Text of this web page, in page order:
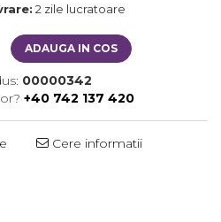
2 zile lucratoare
ADAUGA IN COS
00000342
+40 742 137 420
Cere informatii